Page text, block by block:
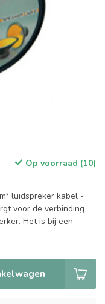
Op voorraad (10)
luidspreker kabel -
voor de verbinding
Het is bij een